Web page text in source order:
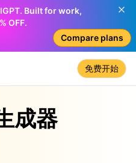
Built for work,
OFF.
Compare plans
免费开始
成器